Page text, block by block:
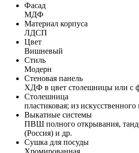
Фасад
МДФ
Материал корпуса
ЛДСП
Цвет
Вишневый
Стиль
Модерн
Стеновая панель
ХДФ в цвет столешницы или с
Столешница
пластиковая; из искусственного
Выкатные системы
ПВШ полного открывания,
(Россия) и др.
Сушка для посуды
Хромированная